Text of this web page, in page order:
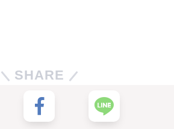
SHARE